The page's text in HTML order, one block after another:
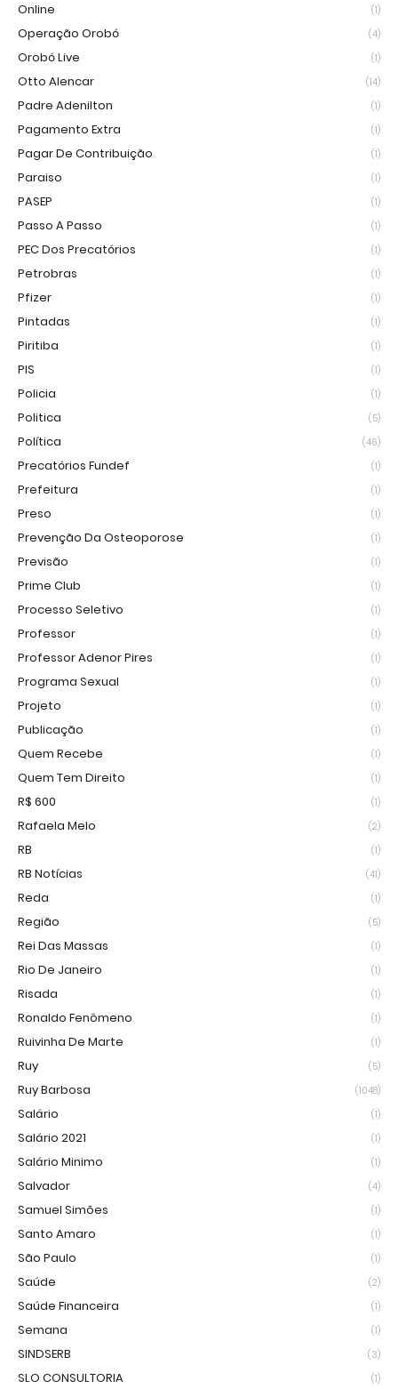
Online (1)
Operação Orobó (4)
Orobó Live (1)
Otto Alencar (14)
Padre Adenilton (1)
Pagamento Extra (1)
Pagar De Contribuição (1)
Paraiso (1)
PASEP (1)
Passo A Passo (1)
PEC Dos Precatórios (1)
Petrobras (1)
Pfizer (1)
Pintadas (1)
Piritiba (1)
PIS (1)
Policia (1)
Politica (5)
Política (46)
Precatórios Fundef (1)
Prefeitura (1)
Preso (1)
Prevenção Da Osteoporose (1)
Previsão (1)
Prime Club (1)
Processo Seletivo (1)
Professor (1)
Professor Adenor Pires (1)
Programa Sexual (1)
Projeto (1)
Publicação (1)
Quem Recebe (1)
Quem Tem Direito (1)
R$ 600 (1)
Rafaela Melo (2)
RB (1)
RB Notícias (41)
Reda (1)
Região (5)
Rei Das Massas (1)
Rio De Janeiro (1)
Risada (1)
Ronaldo Fenômeno (1)
Ruivinha De Marte (1)
Ruy (5)
Ruy Barbosa (1048)
Salário (1)
Salário 2021 (1)
Salário Minimo (1)
Salvador (4)
Samuel Simões (1)
Santo Amaro (1)
São Paulo (1)
Saúde (2)
Saúde Financeira (1)
Semana (1)
SINDSERB (3)
SLO CONSULTORIA (1)